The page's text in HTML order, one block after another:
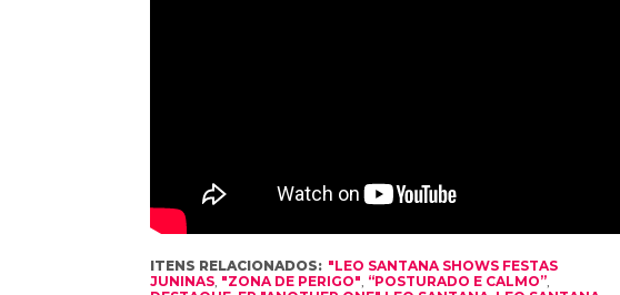
ITENS RELACIONADOS: "LEO SANTANA SHOWS FESTAS
JUNINAS, "ZONA DE PERIGO" “POSTURADO E CALMO”,